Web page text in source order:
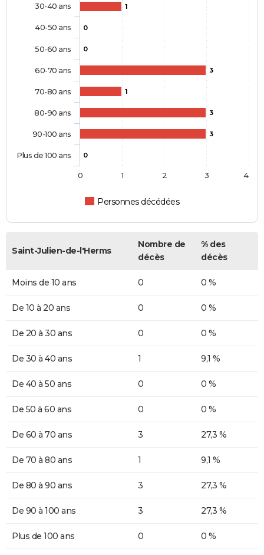
1
0
0
3
1
3
3
0
Personnes décédées
30-40 ans
40-50 ans
50-60 ans
60-70 ans
70-80 ans
80-90 ans
90-100 ans
Plus de 100 ans
0 1 2 3 4
Saint-Julien-de-l'Herms
Nombre de
décès
% des
décès
Moins de 10 ans 0 0 %
De 10 à 20 ans 0 0 %
De 20 à 30 ans 0 0 %
De 30 à 40 ans 1 9,1 %
De 40 à 50 ans 0 0 %
De 50 à 60 ans 0 0 %
De 60 à 70 ans 3 27,3 %
De 70 à 80 ans 1 9,1 %
De 80 à 90 ans 3 27,3 %
De 90 à 100 ans 3 27,3 %
Plus de 100 ans 0 0 %